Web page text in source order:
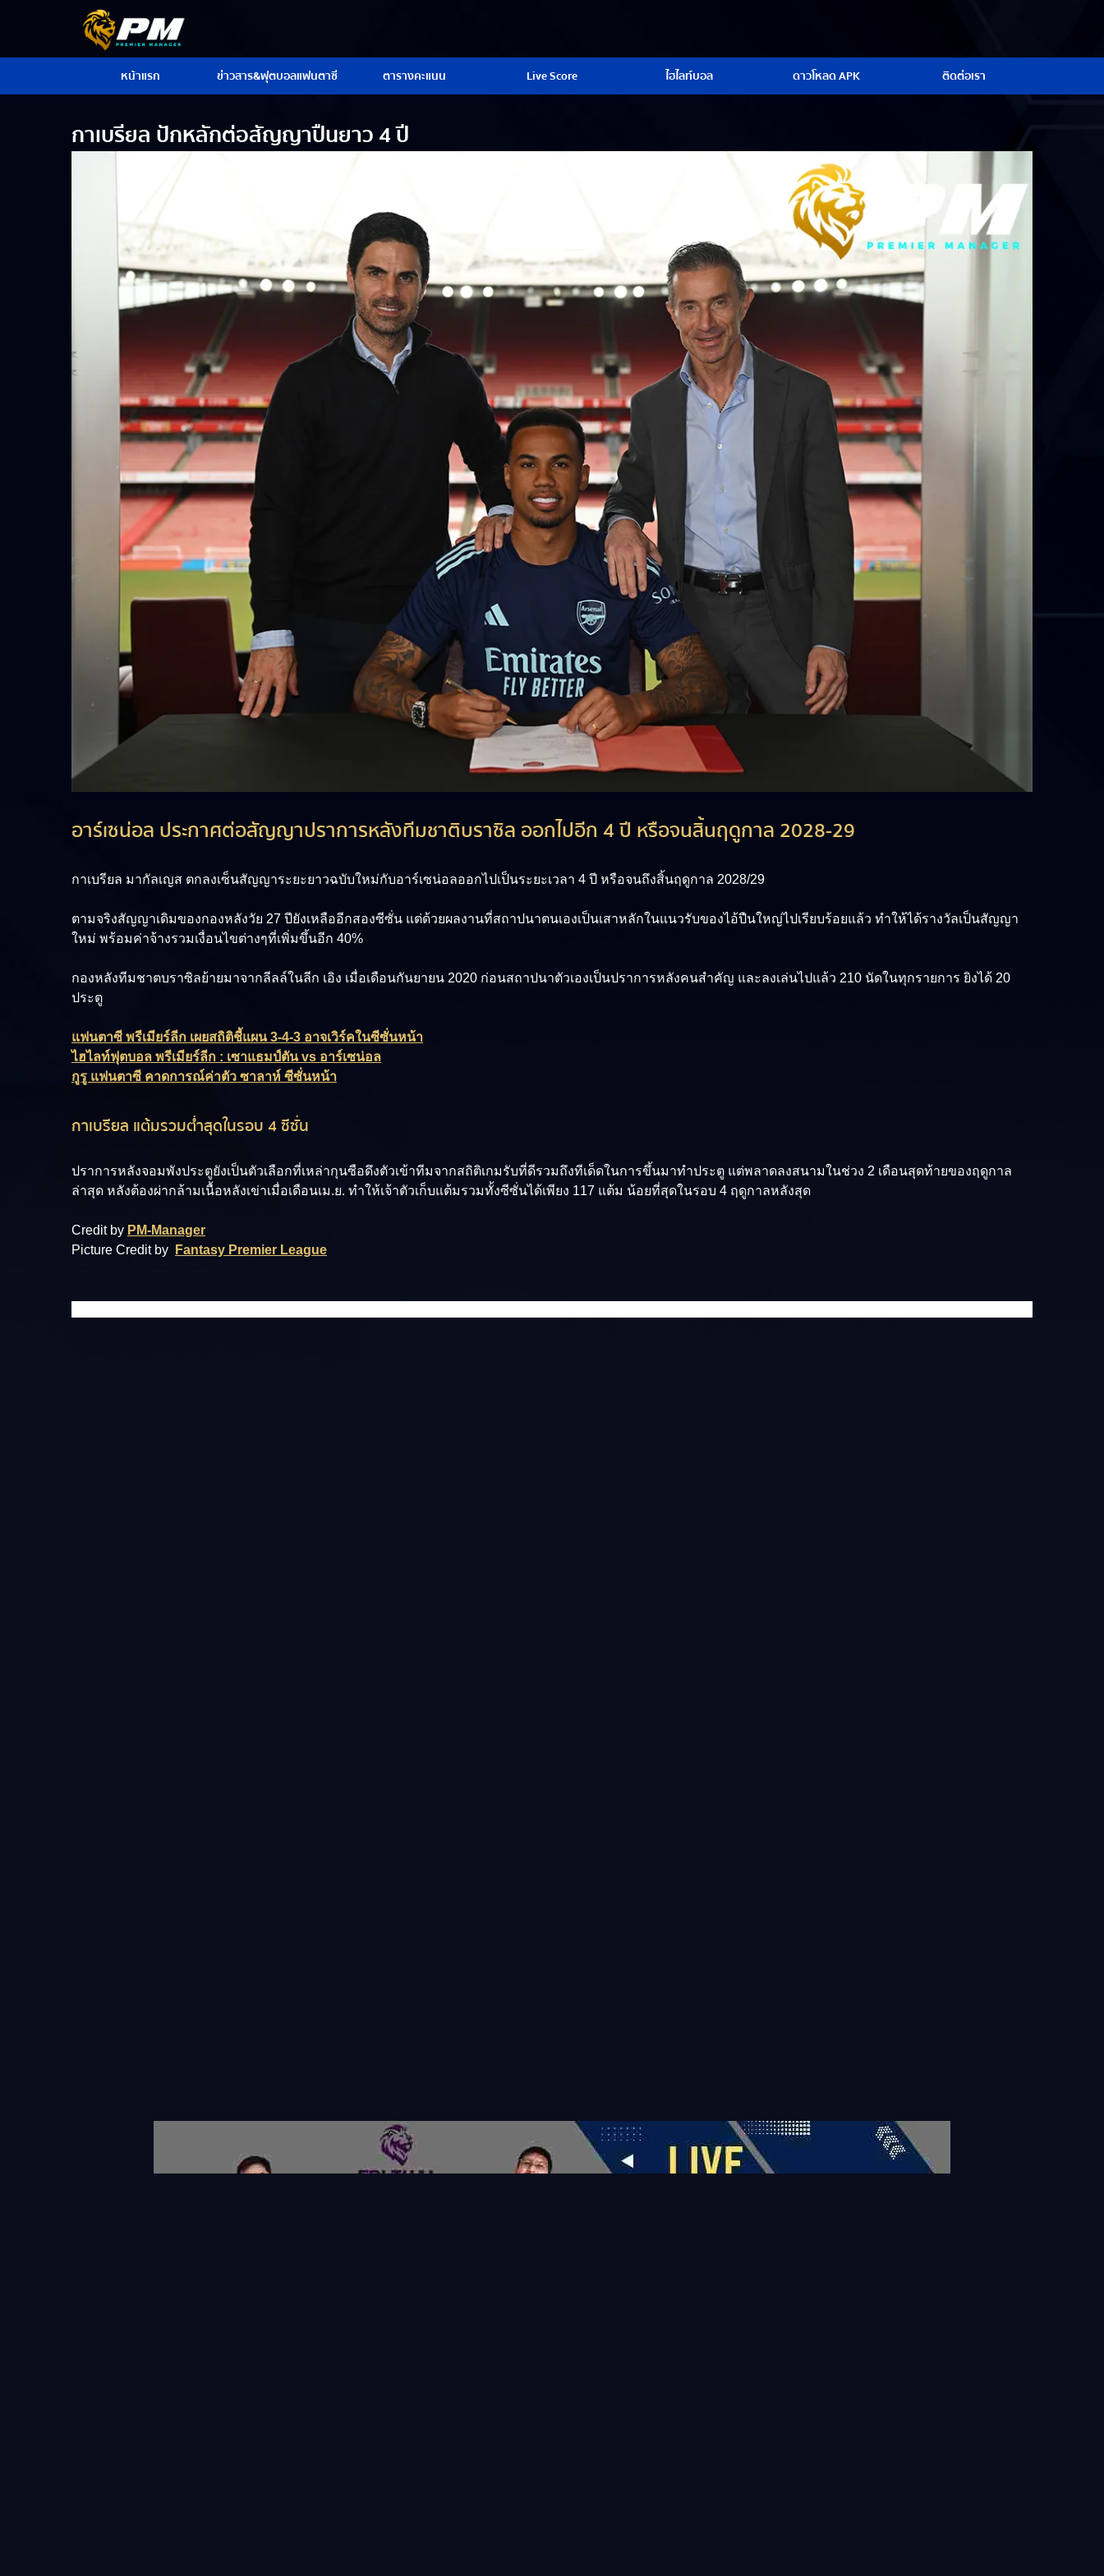
หน้าแรก ข่าวสาร&ฟุตบอลแฟนตาซี ตารางคะแนน Live Score ไฮไลท์บอล ดาวโหลด APK ติดต่อเรา
กาเบรียล ปักหลักต่อสัญญาปืนยาว 4 ปี
อาร์เซน่อล ประกาศต่อสัญญาปราการหลังทีมชาติบราซิล ออกไปอีก 4 ปี หรือจนสิ้นฤดูกาล 2028-29
กาเบรียล มากัลเญส ตกลงเซ็นสัญญาระยะยาวฉบับใหม่กับอาร์เซน่อลออกไปเป็นระยะเวลา 4 ปี หรือจนถึงสิ้นฤดูกาล 2028/29
ตามจริงสัญญาเดิมของกองหลังวัย 27 ปียังเหลืออีกสองซีซั่น แต่ด้วยผลงานที่สถาปนาตนเองเป็นเสาหลักในแนวรับของไอ้ปืนใหญ่ไปเรียบร้อยแล้ว ทำให้ได้รางวัลเป็นสัญญา
ใหม่ พร้อมค่าจ้างรวมเงื่อนไขต่างๆที่เพิ่มขึ้นอีก 40%
กองหลังทีมชาตบราซิลย้ายมาจากลีลล์ในลีก เอิง เมื่อเดือนกันยายน 2020 ก่อนสถาปนาตัวเองเป็นปราการหลังคนสำคัญ และลงเล่นไปแล้ว 210 นัดในทุกรายการ ยิงได้ 20
ประตู
แฟนตาซี พรีเมียร์ลีก เผยสถิติชี้แผน 3-4-3 อาจเวิร์คในซีซั่นหน้า
ไฮไลท์ฟุตบอล พรีเมียร์ลีก : เซาแธมป์ตัน vs อาร์เซน่อล
กูรู แฟนตาซี คาดการณ์ค่าตัว ซาลาห์ ซีซั่นหน้า
กาเบรียล แต้มรวมต่ำสุดในรอบ 4 ซีซั่น
ปราการหลังจอมพังประตูยังเป็นตัวเลือกที่เหล่ากุนซือดึงตัวเข้าทีมจากสถิติเกมรับที่ดีรวมถึงทีเด็ดในการขึ้นมาทำประตู แต่พลาดลงสนามในช่วง 2 เดือนสุดท้ายของฤดูกาล
ล่าสุด หลังต้องผ่ากล้ามเนื้อหลังเข่าเมื่อเดือนเม.ย. ทำให้เจ้าตัวเก็บแต้มรวมทั้งซีซั่นได้เพียง 117 แต้ม น้อยที่สุดในรอบ 4 ฤดูกาลหลังสุด
Credit by PM-Manager
Picture Credit by
Fantasy Premier League